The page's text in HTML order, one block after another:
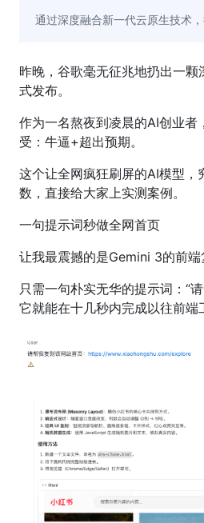
通过深度融合新一代云原生技术
昨晚，谷歌毫无征兆地扔出一
式发布。
作为一名熬夜到凌晨的AI创业者
受：牛逼+超出预期。
这个让全网疯狂刷屏的AI模型，
数，直接给大家上实测案例。
一句提示词秒做全网首页
让我最震撼的是Gemini 3的前端
只需一句朴实无华的提示词：“
它就能在十几秒内完成以往前端